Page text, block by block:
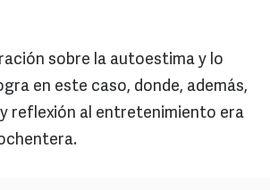
sobre la autoestima y lo
en este caso, donde, además,
reflexión al entretenimiento era